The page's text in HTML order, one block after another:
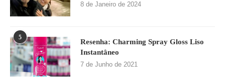
8 de Janeiro de 2024
5
Resenha: Charming Spray Gloss Liso
Instantâneo
7 de Junho de 2021